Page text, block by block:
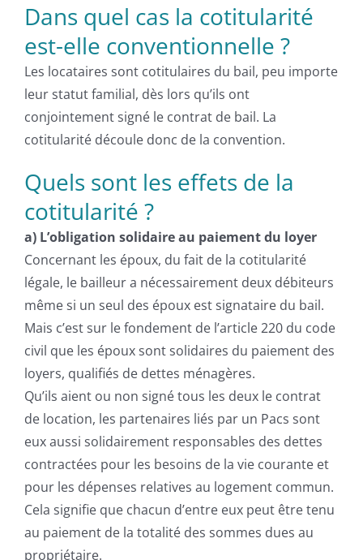
Dans quel cas la cotitularité
est-elle conventionnelle ?
Les locataires sont cotitulaires du bail, peu importe
leur statut familial, dès lors qu’ils ont
conjointement signé le contrat de bail. La
cotitularité découle donc de la convention.
Quels sont les effets de la
cotitularité ?
a) L’obligation solidaire au paiement du loyer
Concernant les époux, du fait de la cotitularité
légale, le bailleur a nécessairement deux débiteurs
même si un seul des époux est signataire du bail.
Mais c’est sur le fondement de l’article 220 du code
civil que les époux sont solidaires du paiement des
loyers, qualifiés de dettes ménagères.
Qu’ils aient ou non signé tous les deux le contrat
de location, les partenaires liés par un Pacs sont
eux aussi solidairement responsables des dettes
contractées pour les besoins de la vie courante et
pour les dépenses relatives au logement commun.
Cela signifie que chacun d’entre eux peut être tenu
au paiement de la totalité des sommes dues au
propriétaire.